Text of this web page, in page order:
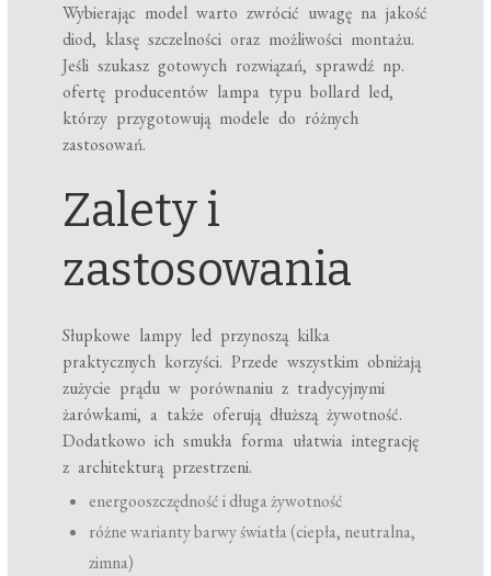
Wybierając model warto zwrócić uwagę na jakość
diod, klasę szczelności oraz możliwości montażu.
Jeśli szukasz gotowych rozwiązań, sprawdź np.
ofertę producentów lampa typu bollard led,
którzy przygotowują modele do różnych
zastosowań.
Zalety i
zastosowania
Słupkowe lampy led przynoszą kilka
praktycznych korzyści. Przede wszystkim obniżają
zużycie prądu w porównaniu z tradycyjnymi
żarówkami, a także oferują dłuższą żywotność.
Dodatkowo ich smukła forma ułatwia integrację
z architekturą przestrzeni.
energooszczędność i długa żywotność
różne warianty barwy światła (ciepła, neutralna,
zimna)